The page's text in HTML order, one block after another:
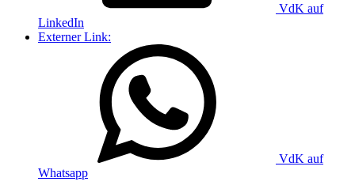
VdK auf
LinkedIn
Externer Link:
VdK auf
Whatsapp